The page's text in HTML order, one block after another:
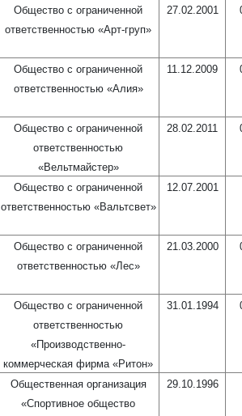
Общество с ограниченной
ответственностью «Арт-груп»
27.02.2001
Общество с ограниченной
ответственностью «Алия»
11.12.2009
Общество с ограниченной
ответственностью
«Вельтмайстер»
28.02.2011
Общество с ограниченной
ответственностью «Вальтсвет»
12.07.2001
Общество с ограниченной
ответственностью «Лес»
21.03.2000
Общество с ограниченной
ответственностью
«Производственно-
коммерческая фирма «Ритон»
31.01.1994
Общественная организация
«Спортивное общество
29.10.1996